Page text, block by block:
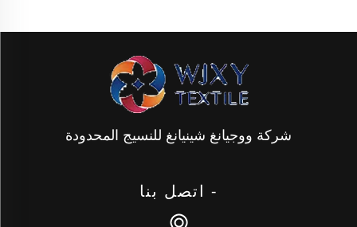
شركة ووجيانغ شينيانغ للنسيج المحدودة
- اتصل بنا